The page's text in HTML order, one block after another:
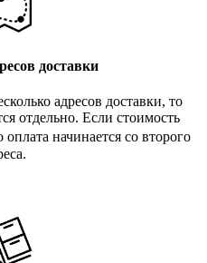
доставки
адресов доставки, то
отдельно. Если стоимость
оплата начинается со второго